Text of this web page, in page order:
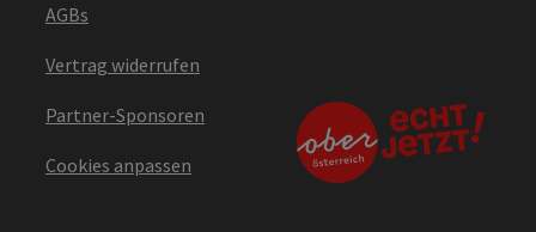
AGBs
Vertrag widerrufen
Partner-Sponsoren
Cookies anpassen